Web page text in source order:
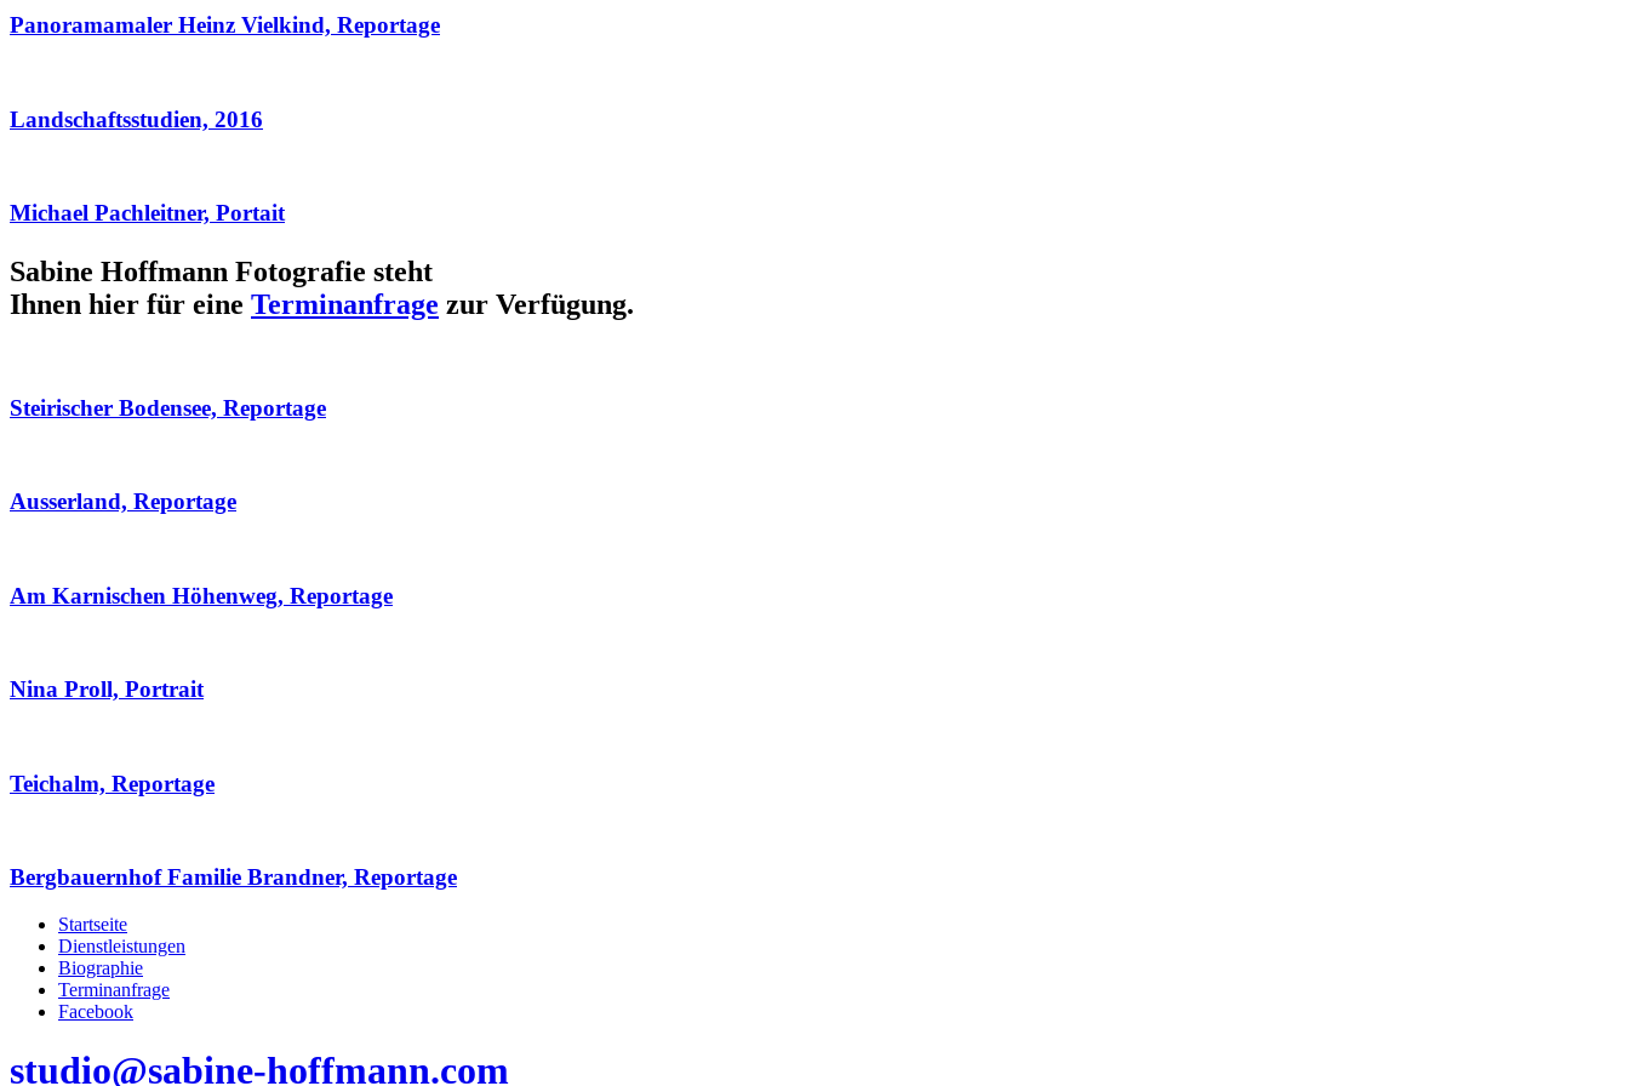
Panoramamaler Heinz Vielkind, Reportage
Landschaftsstudien, 2016
Michael Pachleitner, Portait
Sabine Hoffmann Fotografie steht
Ihnen hier für eine Terminanfrage zur Verfügung.
Steirischer Bodensee, Reportage
Ausserland, Reportage
Am Karnischen Höhenweg, Reportage
Nina Proll, Portrait
Teichalm, Reportage
Bergbauernhof Familie Brandner, Reportage
Startseite
Dienstleistungen
Biographie
Terminanfrage
Facebook
studio@sabine-hoffmann.com